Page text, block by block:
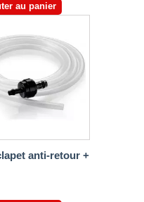
au panier
anti-retour +